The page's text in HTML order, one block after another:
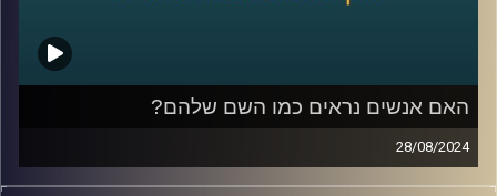
האם אנשים נראים כמו השם שלהם?
28/08/2024
מה משפיע עלינו יותר? הסביבה או התורשה?